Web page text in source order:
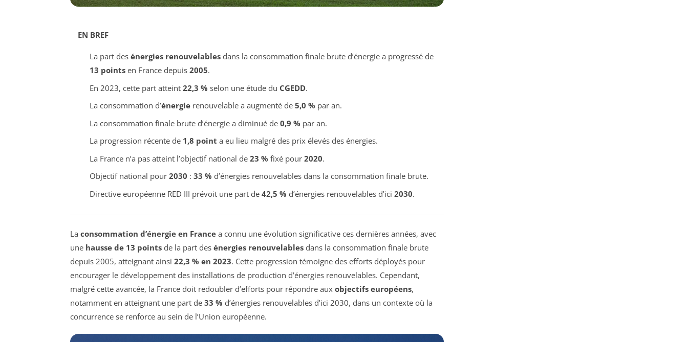
EN BREF
La part des énergies renouvelablesdans la consommation finale brute d’énergie a progressé de
13 pointsen France depuis 2005.
En 2023, cette part atteint 22,3 % selon une étude du CGEDD.
La consommation d’énergierenouvelable a augmenté de 5,0 % par an.
La consommation finale brute d’énergie a diminué de 0,9 % par an.
La progression récente de 1,8 point a eu lieu malgré des prix élevés des énergies.
La France n’a pas atteint l’objectif national de 23 % fixé pour 2020.
Objectif national pour 2030 : 33 % d’énergies renouvelables dans la consommation finale brute.
Directive européenne RED III prévoit une part de 42,5 % d’énergies renouvelables d’ici 2030.
La consommation d’énergie en France a connu une évolution significative ces dernières années, avec
une hausse de 13 points de la part des énergies renouvelables dans la consommation finale brute
depuis 2005, atteignant ainsi 22,3 % en 2023. Cette progression témoigne des efforts déployés pour
encourager le développement des installations de production d’énergies renouvelables. Cependant,
malgré cette avancée, la France doit redoubler d’efforts pour répondre aux objectifs européens,
notamment en atteignant une part de 33 % d’énergies renouvelables d’ici 2030, dans un contexte où la
concurrence se renforce au sein de l’Union européenne.